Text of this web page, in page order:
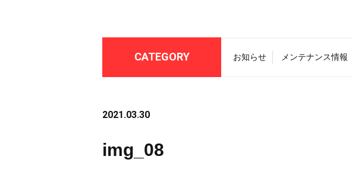
CATEGORY お知らせ メンテナンス情報
2021.03.30
img_08